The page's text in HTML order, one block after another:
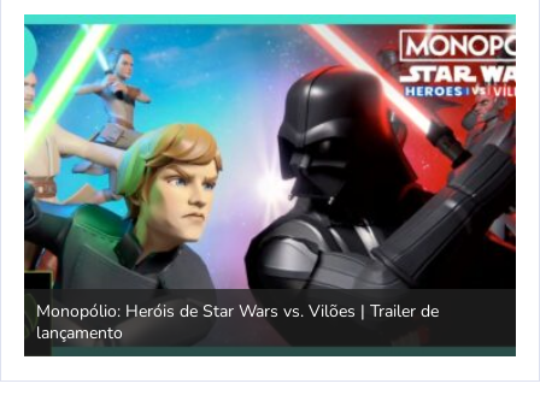
Monopólio: Heróis de Star Wars vs. Vilões | Trailer de
lançamento